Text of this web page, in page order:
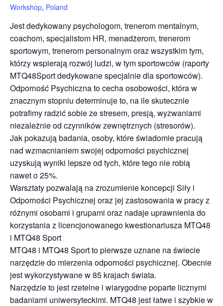
Workshop, Poland
Jest dedykowany psychologom, trenerom mentalnym,
coachom, specjalistom HR, menadżerom, trenerom
sportowym, trenerom personalnym oraz wszystkim tym,
którzy wspierają rozwój ludzi, w tym sportowców (raporty
MTQ48Sport dedykowane specjalnie dla sportowców).
Odporność Psychiczna to cecha osobowości, która w
znacznym stopniu determinuje to, na ile skutecznie
potrafimy radzić sobie ze stresem, presją, wyzwaniami
niezależnie od czynników zewnętrznych (stresorów).
Jak pokazują badania, osoby, które świadomie pracują
nad wzmacnianiem swojej odporności psychicznej
uzyskują wyniki lepsze od tych, które tego nie robią
nawet o 25%.
Warsztaty pozwalają na zrozumienie koncepcji Siły i
Odporności Psychicznej oraz jej zastosowania w pracy z
różnymi osobami i grupami oraz nadaje uprawnienia do
korzystania z licencjonowanego kwestionariusza MTQ48
i MTQ48 Sport
MTQ48 i MTQ48 Sport to pierwsze uznane na świecie
narzędzie do mierzenia odporności psychicznej. Obecnie
jest wykorzystywane w 85 krajach świata.
Narzędzie to jest rzetelne i wiarygodne poparte licznymi
badaniami uniwersyteckimi. MTQ48 jest łatwe i szybkie w